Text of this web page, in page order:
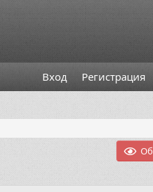
Вход Регистрация